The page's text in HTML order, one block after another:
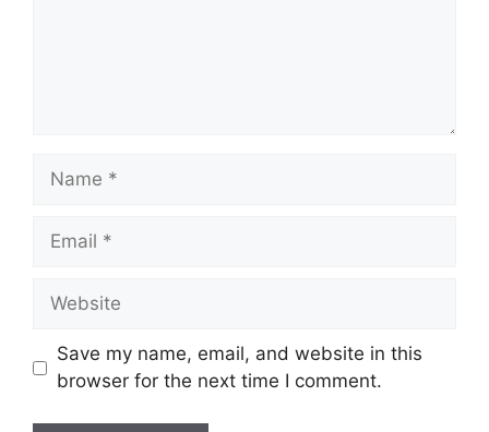
Name
Email
Website
Save my name, email, and website in this
browser for the next time I comment.